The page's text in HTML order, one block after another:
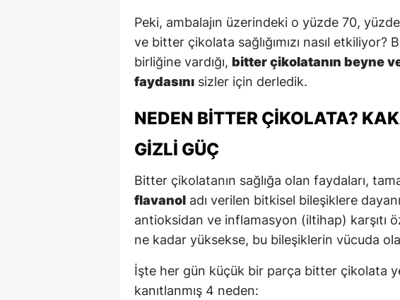
Peki, ambalajın üzerindeki o yüzde 70,
ve bitter çikolata sağlığımızı nasıl etkiliyor?
birliğine vardığı, bitter çikolatanın beyne
faydasını sizler için derledik.
NEDEN BITTER ÇIKOLATA?
GIZLI GÜÇ
Bitter çikolatanın sağlığa olan faydaları,
flavanol adı verilen bitkisel bileşiklere
antioksidan ve inflamasyon (iltihap) karşıtı
ne kadar yüksekse, bu bileşiklerin vücuda
İşte her gün küçük bir parça bitter çikolata
kanıtlanmış 4 neden: